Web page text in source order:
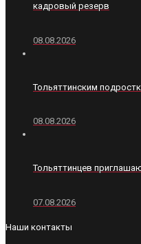
кадровый резерв
08.08.2026
Тольяттинским
08.08.2026
Тольяттинцев
07.08.2026
Наши контакты